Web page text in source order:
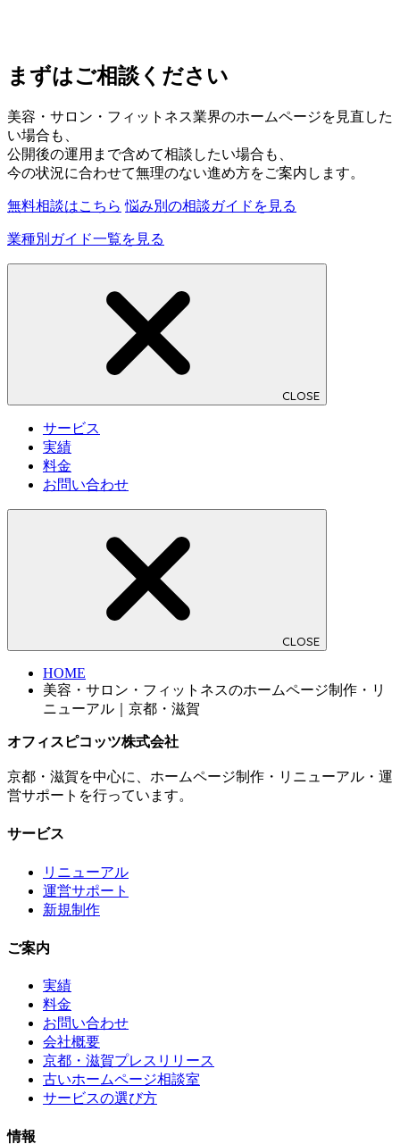
まずはご相談ください
美容・サロン・フィットネス業界のホームページを見直した
い場合も、
公開後の運用まで含めて相談したい場合も、
今の状況に合わせて無理のない進め方をご案内します。
無料相談はこちら 悩み別の相談ガイドを見る
業種別ガイド一覧を見る
CLOSE
サービス
実績
料金
お問い合わせ
CLOSE
HOME
美容・サロン・フィットネスのホームページ制作・リ
ニューアル｜京都・滋賀
オフィスピコッツ株式会社
京都・滋賀を中心に、ホームページ制作・リニューアル・運
営サポートを行っています。
サービス
リニューアル
運営サポート
新規制作
ご案内
実績
料金
お問い合わせ
会社概要
京都・滋賀プレスリリース
古いホームページ相談室
サービスの選び方
情報